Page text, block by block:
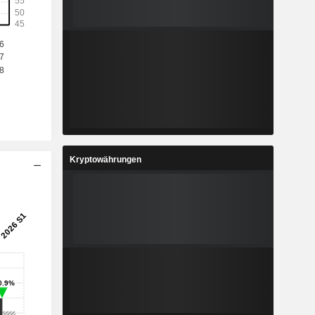
336.588 Kryptowährungen